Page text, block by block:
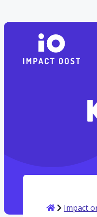
HomeImpact